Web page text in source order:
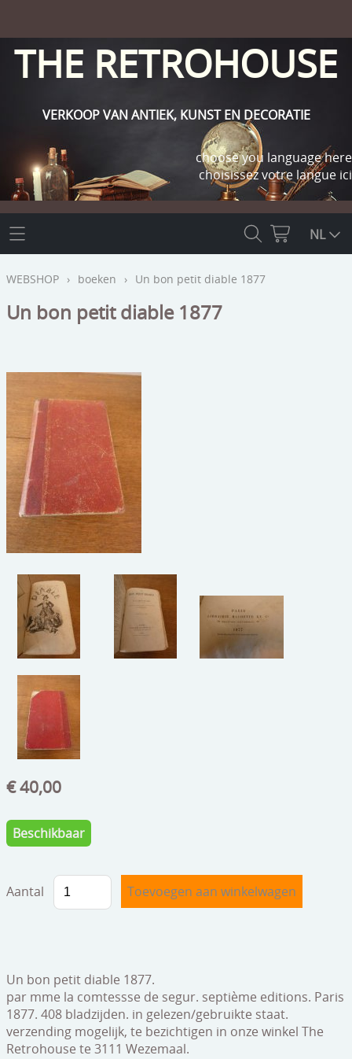
THE RETROHOUSE
VERKOOP VAN ANTIEK, KUNST EN DECORATIE
choose you language here
choisissez votre langue ici
THE RETROHOUSE
WEBSHOP
OUTLET
beelden
meubels
reclamevoorwerpen/merken
curiosa
schilderijen
porselein/aardewerk
medailles/munten/bankbiljetten
ets/tekening/litho/gravure
glaswerk
lamp/luchter
speelgoed
zilverwerk
klokken
tapijten
boeken
geschenkcheques
INFO
NL
WEBSHOP › boeken › Un bon petit diable 1877
Un bon petit diable 1877
€ 40,00
Beschikbaar
Aantal
Un bon petit diable 1877.
par mme la comtessse de segur. septième editions. Paris
1877. 408 bladzijden. in gelezen/gebruikte staat.
verzending mogelijk, te bezichtigen in onze winkel The
Retrohouse te 3111 Wezemaal.